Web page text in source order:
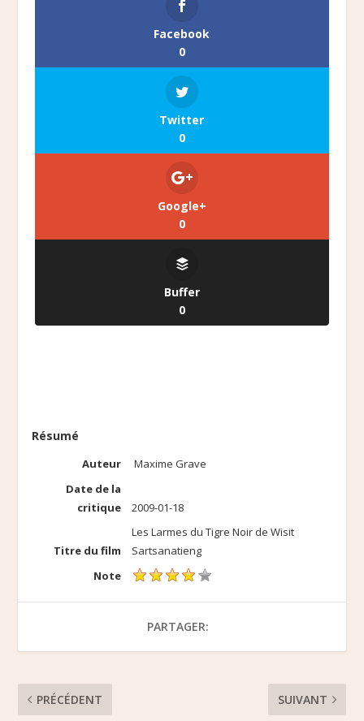
Facebook
0
Twitter
0
Google+
0
Buffer
0
Résumé
Auteur
Maxime Grave
Date de la
critique
2009-01-18
Titre du film
Les Larmes du Tigre Noir de Wisit
Sartsanatieng
Note
PARTAGER:
PRÉCÉDENT SUIVANT